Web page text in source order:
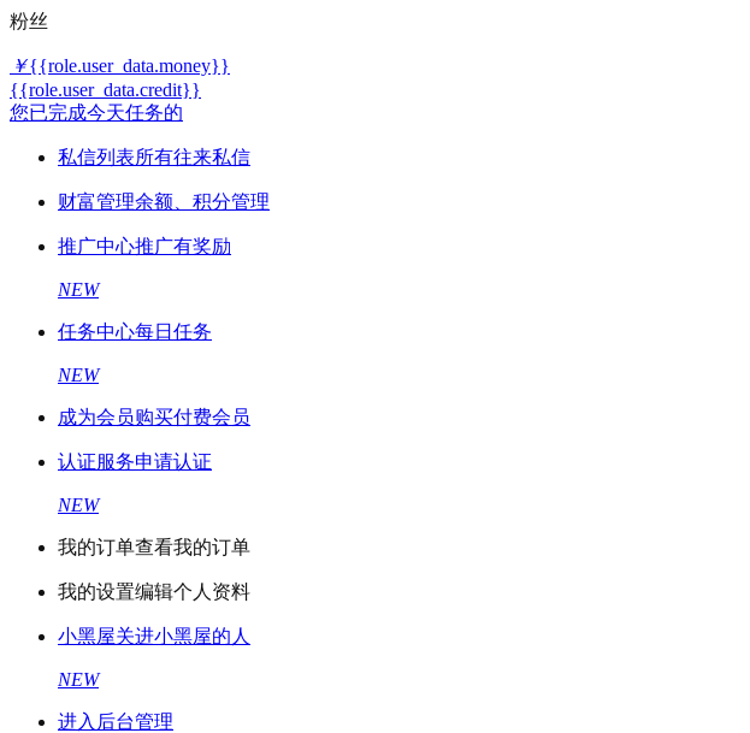
粉丝
￥{{role.user_data.money}}
{{role.user_data.credit}}
您已完成今天任务的
私信列表所有往来私信
财富管理余额、积分管理
推广中心推广有奖励
NEW
任务中心每日任务
NEW
成为会员购买付费会员
认证服务申请认证
NEW
我的订单查看我的订单
我的设置编辑个人资料
小黑屋关进小黑屋的人
NEW
进入后台管理